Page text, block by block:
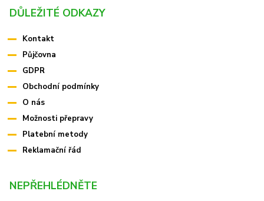
DŮLEŽITÉ ODKAZY
Kontakt
Půjčovna
GDPR
Obchodní podmínky
O nás
Možnosti přepravy
Platební metody
Reklamační řád
NEPŘEHLÉDNĚTE